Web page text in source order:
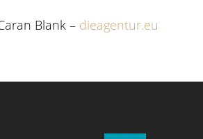
Blank – dieagentur.eu